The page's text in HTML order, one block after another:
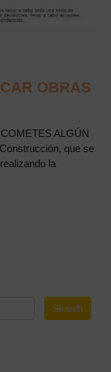
OBRAS
ALGÚN
que se
la